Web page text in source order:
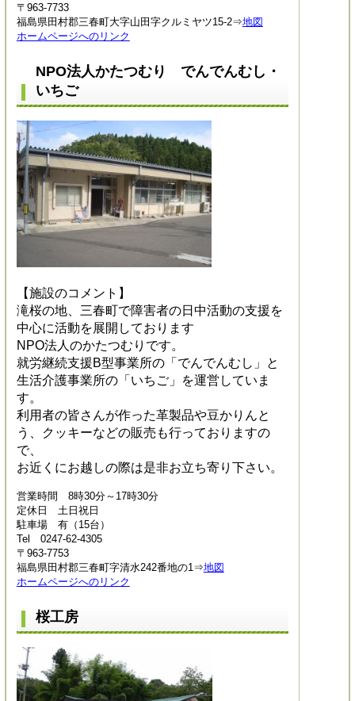
〒963-7733
福島県田村郡三春町大字山田字クルミヤツ15-2⇒地図
ホームページへのリンク
NPO法人かたつむり でんでんむし・
いちご
【施設のコメント】
滝桜の地、三春町で障害者の日中活動の支援を
中心に活動を展開しております
NPO法人のかたつむりです。
就労継続支援B型事業所の「でんでんむし」と
生活介護事業所の「いちご」を運営していま
す。
利用者の皆さんが作った革製品や豆かりんと
う、クッキーなどの販売も行っておりますの
で、
お近くにお越しの際は是非お立ち寄り下さい。
営業時間 8時30分～17時30分
定休日 土日祝日
駐車場 有（15台）
Tel 0247-62-4305
〒963-7753
福島県田村郡三春町字清水242番地の1⇒地図
ホームページへのリンク
桜工房